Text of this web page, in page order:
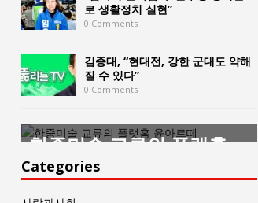
로 생활정치 실현”
0 Comments
김종대, “현대전, 강한 군대도 약해
질 수 있다”
0 Comments
한중미술 교류의 플랫홈
윤아르떼
Categories